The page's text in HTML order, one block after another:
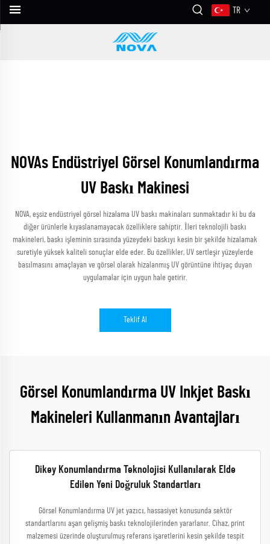
TR
NOVAs Endüstriyel Görsel Konumlandırma
UV Baskı Makinesi
NOVA, eşsiz endüstriyel görsel hizalama UV baskı makinaları sunmaktadır ki bu da
diğer ürünlerle kıyaslanamayacak özelliklere sahiptir. İleri teknolojili baskı
makineleri, baskı işleminin sırasında yüzeydeki baskıyı kesin bir şekilde hizalamak
suretiyle yüksek kaliteli sonuçlar elde eder. Bu özellikler, UV sertleşir yüzeylerde
basılmasını amaçlayan ve görsel olarak hizalanmış UV görüntüne ihtiyaç duyan
uygulamalar için uygun hale getirir.
Teklif Al
Görsel Konumlandırma UV Inkjet Baskı
Makineleri Kullanmanın Avantajları
Dikey Konumlandırma Teknolojisi Kullanılarak Elde
Edilen Yeni Doğruluk Standartları
Görsel Konumlandırma UV jet yazıcı, hassasiyet konusunda sektör
standartlarını aşan gelişmiş baskı teknolojilerinden yararlanır. Cihaz, print
malzemesi üzerinde oluşturulmuş referans işaretlerini kesin şekilde tespit